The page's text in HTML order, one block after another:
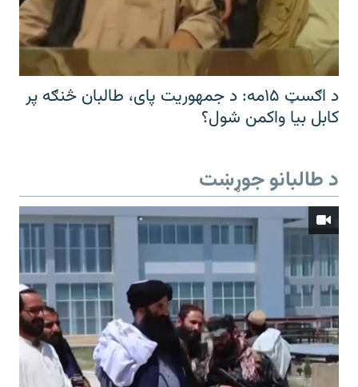
د اګسټ ۱۵مه: د جمهوریت پای، طالبان څنګه پر
کابل بیا واکمن شول؟
د طالبانو جوړښت